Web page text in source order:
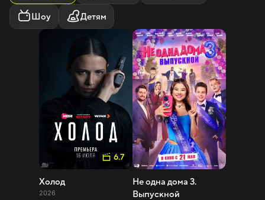
Шоу Детям
6.7
Холод
2026
Не одна дома 3.
Выпускной